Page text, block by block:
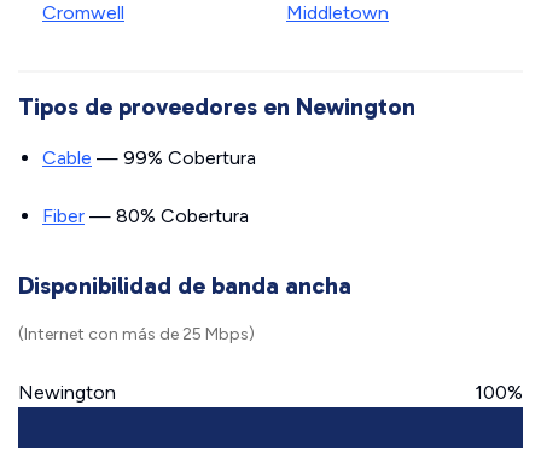
Cromwell
Middletown
Tipos de proveedores en Newington
Cable — 99% Cobertura
Fiber — 80% Cobertura
Disponibilidad de banda ancha
(Internet con más de 25 Mbps)
Newington 100%